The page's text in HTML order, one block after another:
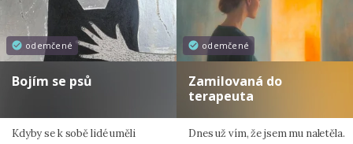
odemčené
Bojím se psů
Kdyby se k sobě lidé uměli
odemčené
Zamilovaná do
terapeuta
Dnes už vím, že jsem mu naletěla.